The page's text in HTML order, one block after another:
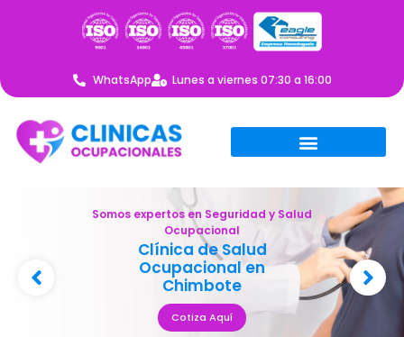
WhatsApp Lunes a viernes 07:30 a 16:00
Somos expertos en Seguridad y Salud
Ocupacional
Clínica de Salud
Ocupacional en
Chimbote
Cotiza Aquí